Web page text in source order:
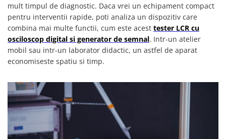
Microscoape Biologice
mult timpul de diagnostic. Daca vrei un echipament compact
pentru interventii rapide, poti analiza un dispozitiv care
combina mai multe functii, cum este acest tester LCR cu
osciloscop digital si generator de semnal. Intr-un atelier
mobil sau intr-un laborator didactic, un astfel de aparat
economiseste spatiu si timp.